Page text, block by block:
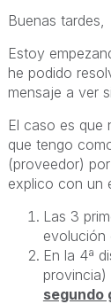
Buenas tardes,
Estoy
he podido
mensaje a ver
El caso es que
que tengo
(proveedor)
explico con un
Las 3
evolución
En la 4ª
segundo